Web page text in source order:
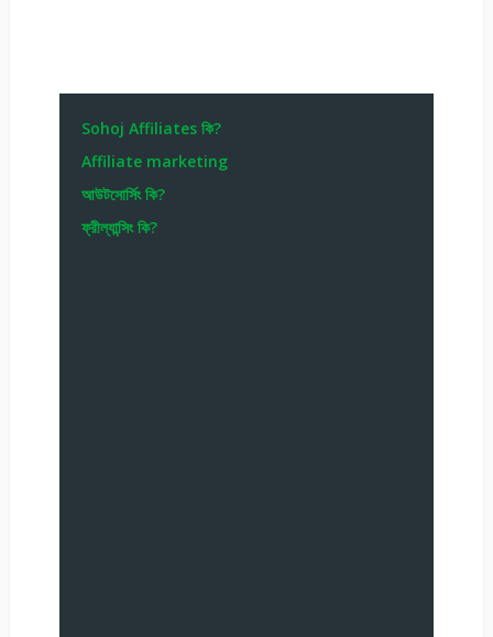
Sohoj Affiliates কি?
Affiliate marketing
আউটসোর্সিং কি?
ফ্রীল্যান্সিং কি?